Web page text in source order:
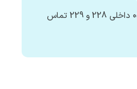
با سلام با شماره 05131908 داخلی 228 و 229 تماس